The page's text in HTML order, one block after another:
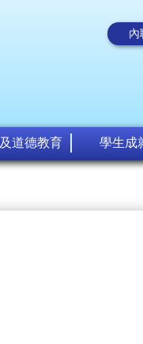
內
道德教育 學生成